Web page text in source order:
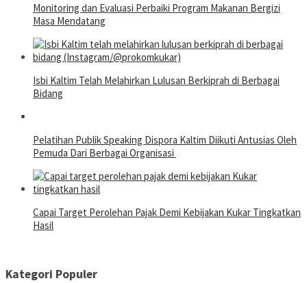
Monitoring dan Evaluasi Perbaiki Program Makanan Bergizi
Masa Mendatang
Isbi Kaltim Telah Melahirkan Lulusan Berkiprah di Berbagai
Bidang
Pelatihan Publik Speaking Dispora Kaltim Diikuti Antusias Oleh
Pemuda Dari Berbagai Organisasi
Capai Target Perolehan Pajak Demi Kebijakan Kukar Tingkatkan
Hasil
Kategori Populer